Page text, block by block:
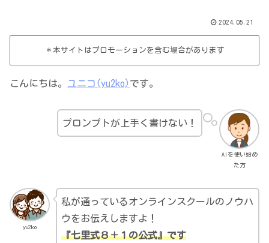
2024.05.21
＊本サイトはプロモーションを含む場合があります
こんにちは。 ユニコ(yu2ko) です。
AIを使い始め
た方
プロンプトが上手く書けない！
yu2ko
私が通っているオンラインスクールのノウハ
ウをお伝えしますよ！
『七里式８＋１の公式』です